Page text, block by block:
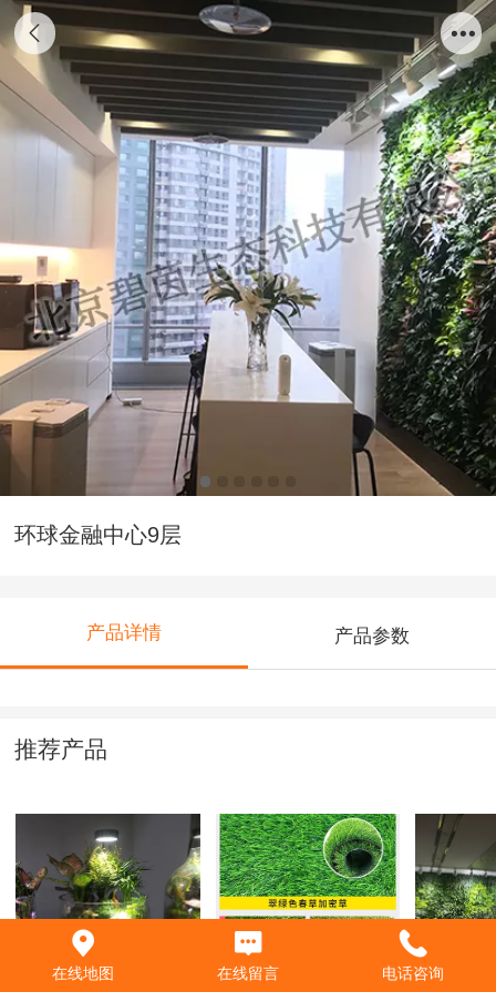
环球金融中心9层
产品详情 产品参数
推荐产品
水族~生态瓶~水陆
草坪类 亚投行
在线地图 在线留言 电话咨询